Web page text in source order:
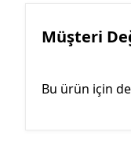
Müşteri
Bu ürün için